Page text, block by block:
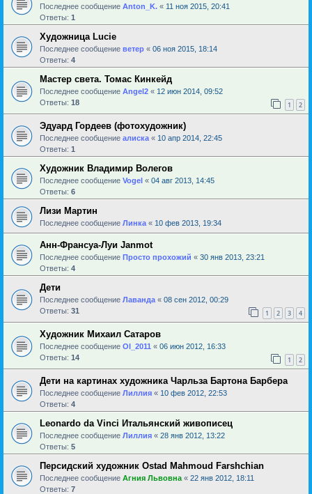
Последнее сообщение Anton_K. « 11 ноя 2015, 20:41
Ответы: 1
Художница Lucie
Последнее сообщение ветер « 06 ноя 2015, 18:14
Ответы: 4
Мастер света. Томас Кинкейд
Последнее сообщение Angel2 « 12 июн 2014, 09:52
Ответы: 18 1 2
Эдуард Гордеев (фотохудожник)
Последнее сообщение алиска « 10 апр 2014, 22:45
Ответы: 1
Художник Владимир Волегов
Последнее сообщение Vogel « 04 авг 2013, 14:45
Ответы: 6
Лизи Мартин
Последнее сообщение Линка « 10 фев 2013, 19:34
Анн-Франсуа-Луи Janmot
Последнее сообщение Просто прохожий « 30 янв 2013, 23:21
Ответы: 4
Дети
Последнее сообщение Лаванда « 08 сен 2012, 00:29
Ответы: 31 1 2 3 4
Художник Михаил Сатаров
Последнее сообщение Ol_2011 « 06 июн 2012, 16:33
Ответы: 14 1 2
Дети на картинах художника Чарльза Бартона Барбера
Последнее сообщение Лиллия « 10 фев 2012, 22:53
Ответы: 4
Leonardo da Vinci Итальянский живописец
Последнее сообщение Лиллия « 28 янв 2012, 13:22
Ответы: 5
Персидский художник Ostad Mahmoud Farshchian
Последнее сообщение Агния Львовна « 22 янв 2012, 18:11
Ответы: 7